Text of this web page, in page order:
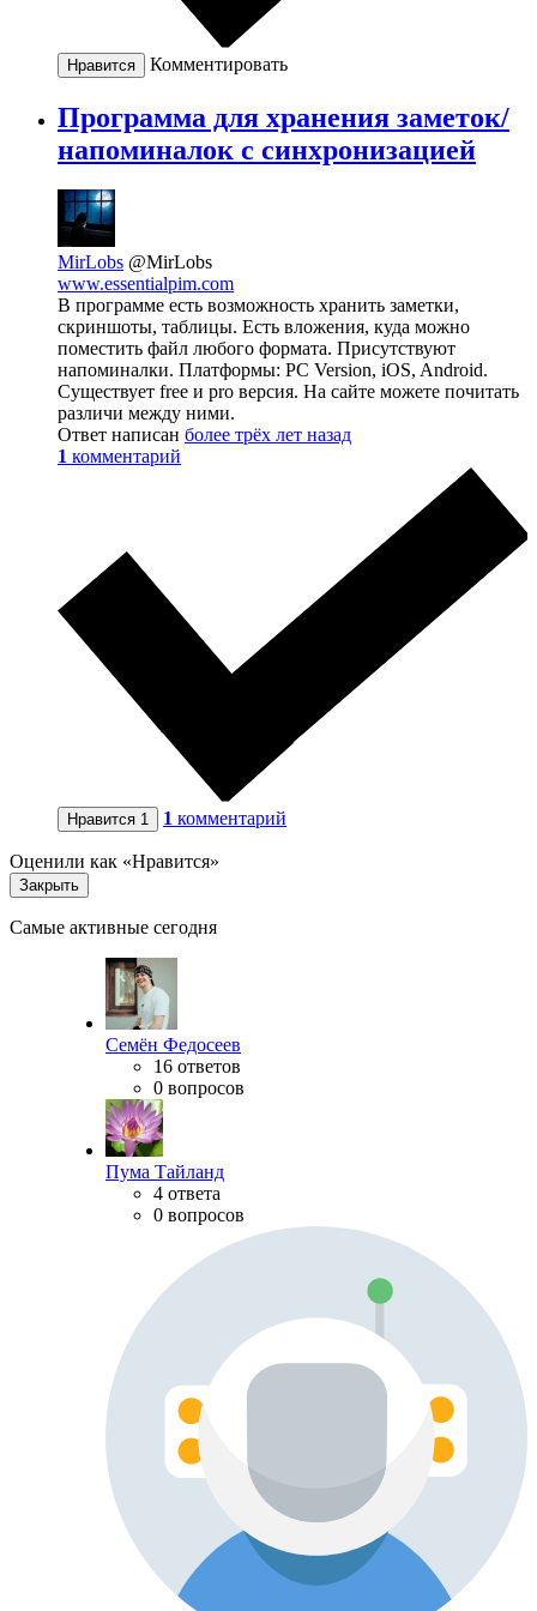
Нравится Комментировать
Программа для хранения заметок/
напоминалок с синхронизацией
MirLobs @MirLobs
www.essentialpim.com
В программе есть возможность хранить заметки,
скриншоты, таблицы. Есть вложения, куда можно
поместить файл любого формата. Присутствуют
напоминалки. Платформы: PC Version, iOS, Android.
Существует free и pro версия. На сайте можете почитать
различи между ними.
Ответ написан более трёх лет назад
1 комментарий
Нравится 1 1 комментарий
Оценили как «Нравится»
Закрыть
Самые активные сегодня
Семён Федосеев
16 ответов
0 вопросов
Пума Тайланд
4 ответа
0 вопросов